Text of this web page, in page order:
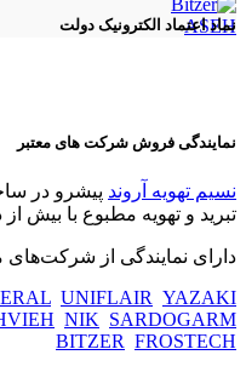
ASEH
نماد اعتماد الکترونیک دولت
نمایندگی فروش شرکت های معتبر
نسیم تهویه آروند پیشرو در
تبرید و تهویه مطبوع با بیش
دارای نمایندگی از شرکت‌های
UNIFLAIR YAZAKI
NIK SARDOGARM
BITZER FROSTECH